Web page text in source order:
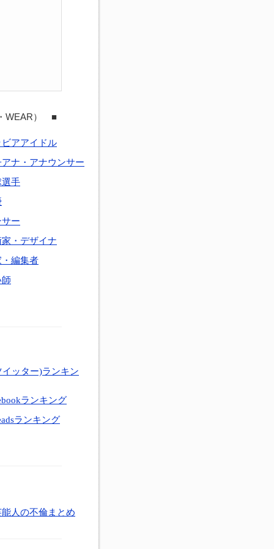
WEAR） ■
ビアアイドル
ナ・アナウンサー
選手
ー
・デザイナ
・編集者
師
ッター)ランキン
ランキング
ランキング
能人の不倫まとめ